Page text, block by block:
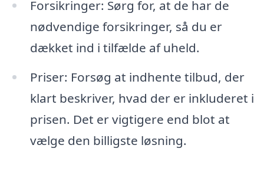
Forsikringer: Sørg for, at de har de
nødvendige forsikringer, så du er
dækket ind i tilfælde af uheld.
Priser: Forsøg at indhente tilbud, der
klart beskriver, hvad der er inkluderet i
prisen. Det er vigtigere end blot at
vælge den billigste løsning.